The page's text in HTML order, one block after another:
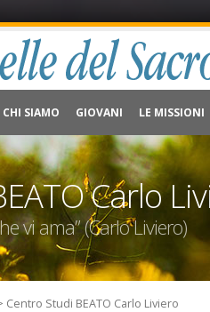
CHI SIAMO GIOVANI LE MISSIONI
Carlo
vi ama” (Carlo Liviero)
Centro Studi BEATO Carlo Liviero